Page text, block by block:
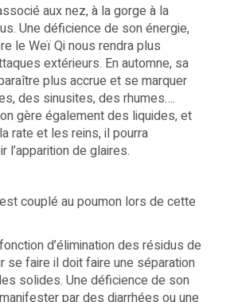
aux nez, à la gorge à la
Une déficience de son énergie,
le Weï Qi nous rendra plus
extérieurs. En automne, sa
plus accrue et se marquer
des sinusites, des rhumes….
gère également des liquides, et
rate et les reins, il pourra
l’apparition de glaires.
couplé au poumon lors de cette
d’élimination des résidus de
se faire il doit faire une séparation
solides. Une déficience de son
par des diarrhées ou une